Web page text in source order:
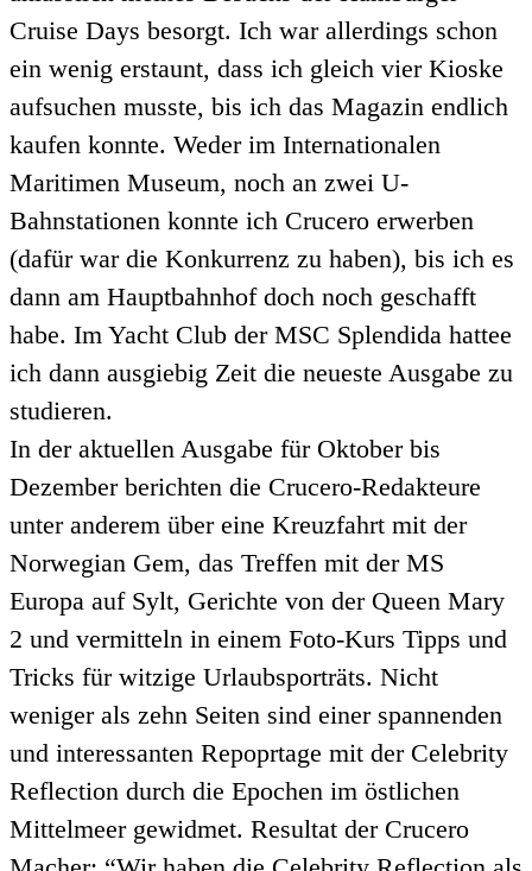
Cruise Days besorgt. Ich war allerdings schon
ein wenig erstaunt, dass ich gleich vier Kioske
aufsuchen musste, bis ich das Magazin endlich
kaufen konnte. Weder im Internationalen
Maritimen Museum, noch an zwei U-
Bahnstationen konnte ich Crucero erwerben
(dafür war die Konkurrenz zu haben), bis ich es
dann am Hauptbahnhof doch noch geschafft
habe. Im Yacht Club der MSC Splendida hattee
ich dann ausgiebig Zeit die neueste Ausgabe zu
studieren.
In der aktuellen Ausgabe für Oktober bis
Dezember berichten die Crucero-Redakteure
unter anderem über eine Kreuzfahrt mit der
Norwegian Gem, das Treffen mit der MS
Europa auf Sylt, Gerichte von der Queen Mary
2 und vermitteln in einem Foto-Kurs Tipps und
Tricks für witzige Urlaubsporträts. Nicht
weniger als zehn Seiten sind einer spannenden
und interessanten Repoprtage mit der Celebrity
Reflection durch die Epochen im östlichen
Mittelmeer gewidmet. Resultat der Crucero